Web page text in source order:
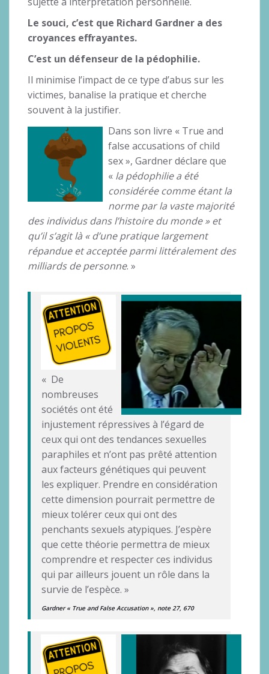
Le souci, c’est que Richard Gardner a des
croyances effrayantes.
C’est un défenseur de la pédophilie.
Il minimise l’impact de ce type d’abus sur les
victimes, banalise la pratique et cherche
souvent à la justifier.
Dans son livre « True and
false accusations of child
sex », Gardner déclare que
« la pédophilie a été
considérée comme étant la
norme par la vaste majorité
des individus dans l’histoire du monde » et
qu’il s’agit là « d’une pratique largement
répandue et acceptée parmi littéralement des
milliards de personne. »
« De
nombreuses
sociétés ont été
injustement répressives à l’égard de
ceux qui ont des tendances sexuelles
paraphiles et n’ont pas prêté attention
aux facteurs génétiques qui peuvent
les expliquer. Prendre en considération
cette dimension pourrait permettre de
mieux tolérer ceux qui ont des
penchants sexuels atypiques. J’espère
que cette théorie permettra de mieux
comprendre et respecter ces individus
qui par ailleurs jouent un rôle dans la
survie de l’espèce. »
Gardner « True and False Accusation », note 27, 670